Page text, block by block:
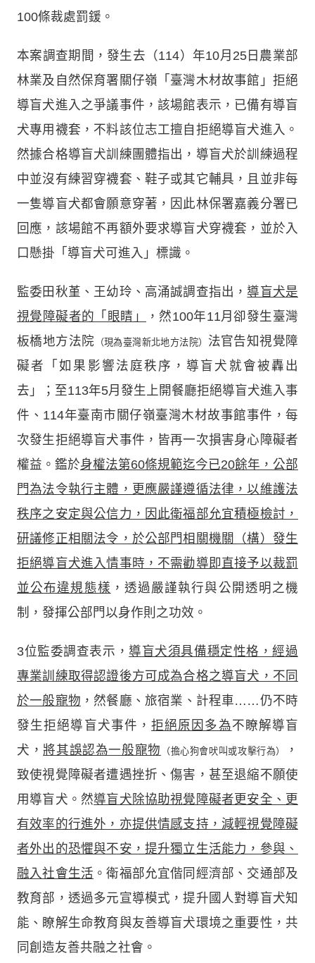
100條裁處罰鍰。
本案調查期間，發生去（114）年10月25日農業部
林業及自然保育署關仔嶺「臺灣木材故事館」拒絕
導盲犬進入之爭議事件，該場館表示，已備有導盲
犬專用襪套，不料該位志工擅自拒絕導盲犬進入。
然據合格導盲犬訓練團體指出，導盲犬於訓練過程
中並沒有練習穿襪套、鞋子或其它輔具，且並非每
一隻導盲犬都會願意穿著，因此林保署嘉義分署已
回應，該場館不再額外要求導盲犬穿襪套，並於入
口懸掛「導盲犬可進入」標識。
監委田秋堇、王幼玲、高涌誠調查指出， 導盲犬是
視覺障礙者的「眼睛」
，然100年11月卻發生臺灣
板橋地方法院 （現為臺灣新北地方法院） 法官告知視覺障
礙者「如果影響法庭秩序，導盲犬就會被轟出
去」；至113年5月發生上開餐廳拒絕導盲犬進入事
件、114年臺南市關仔嶺臺灣木材故事館事件，每
次發生拒絕導盲犬事件，皆再一次損害身心障礙者
權益。鑑於身權法第60條規範迄今已20餘年，公部
門為法令執行主體，更應嚴謹遵循法律，以維護法
秩序之安定與公信力，因此衛福部允宜積極檢討，
研議修正相關法令，於公部門相關機關（構）發生
拒絕導盲犬進入情事時，不需勸導即直接予以裁罰
並公布違規態樣 ，透過嚴謹執行與公開透明之機
制，發揮公部門以身作則之功效。
3位監委調查表示， 導盲犬須具備穩定性格，經過
專業訓練取得認證後方可成為合格之導盲犬，不同
於一般寵物 ，然餐廳、旅宿業、計程車……仍不時
發生拒絕導盲犬事件， 拒絕原因多為不瞭解導盲
犬，將其誤認為一般寵物 （擔心狗會吠叫或攻擊行為）
，
致使視覺障礙者遭遇挫折、傷害，甚至退縮不願使
用導盲犬。然導盲犬除協助視覺障礙者更安全、更
有效率的行進外，亦提供情感支持，減輕視覺障礙
者外出的恐懼與不安，提升獨立生活能力，參與、
融入社會生活 。衛福部允宜偕同經濟部、交通部及
教育部，透過多元宣導模式，提升國人對導盲犬知
能、瞭解生命教育與友善導盲犬環境之重要性，共
同創造友善共融之社會。